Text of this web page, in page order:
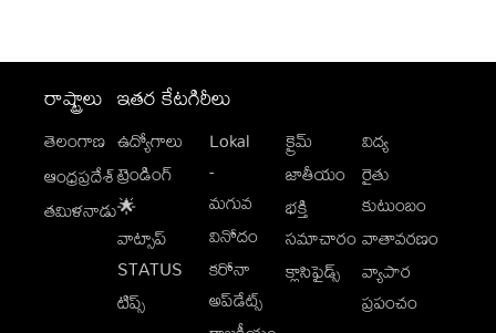
రాష్ట్రాలు
తెలంగాణ
ఆంధ్రప్రదేశ్
తమిళనాడు
ఇతర కేటగిరీలు
ఉద్యోగాలు
ట్రెండింగ్
🌟
వాట్సాప్
STATUS
టిప్స్
Lokal
-
మగువ
వినోదం
కరోనా
అప్‌డేట్స్
క్రైమ్
జాతీయం
భక్తి
సమాచారం
క్లాసిఫైడ్స్
విద్య
రైతు
కుటుంబం
వాతావరణం
వ్యాపార
ప్రపంచం